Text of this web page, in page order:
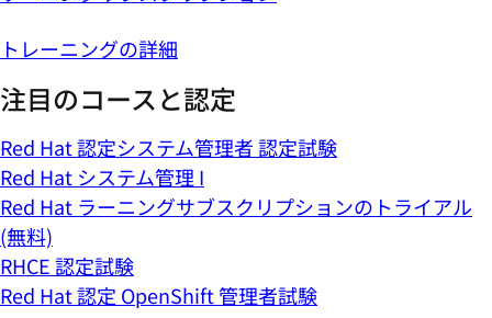
トレーニングの詳細
注目のコースと認定
Red Hat 認定システム管理者 認定試験
Red Hat システム管理 I
Red Hat ラーニングサブスクリプションのトライアル
(無料)
RHCE 認定試験
Red Hat 認定 OpenShift 管理者試験